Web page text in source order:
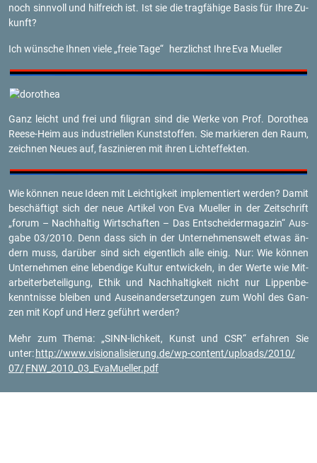
noch sinn­voll und hilf­reich ist. Ist sie die trag­fä­hi­ge Basis für Ihre Zu­
kunft?
Ich wün­sche Ihnen viele „freie Tage“ herz­lichst IhreEva Mu­el­ler
Ganz leicht und frei und fi­li­gran sind die Werke von Prof. Do­ro­thea
Ree­se-Heim aus in­dus­tri­el­len Kunst­stof­fen. Sie mar­kie­ren den Raum,
zeich­nen Neues auf, fas­zi­nie­ren mit ihren Licht­ef­fek­ten.
Wie kön­nen neue Ideen mit Leich­tig­keit im­ple­men­tiert wer­den? Damit
be­schäf­tigt sich der neue Ar­ti­kel von Eva Mu­el­ler in der Zeit­schrift
„forum – Nach­hal­tig Wirt­schaf­ten – Das Ent­schei­der­ma­ga­zin“ Aus­
ga­be 03/2010. Denn dass sich in der Un­ter­neh­mens­welt etwas än­
dern muss, dar­über sind sich ei­gent­lich alle einig. Nur: Wie kön­nen
Un­ter­neh­men eine le­ben­di­ge Kul­tur ent­wi­ckeln, in der Werte wie Mit­
ar­bei­ter­be­tei­li­gung, Ethik und Nach­hal­tig­keit nicht nur Lip­pen­be­
kennt­nis­se blei­ben und Aus­ein­an­der­set­zun­gen zum Wohl des Gan­
zen mit Kopf und Herz ge­führt wer­den?
Mehr zum Thema: „SINN-lich­keit, Kunst und CSR“ er­fah­ren Sie
unter: http://​www.​vis​iona​lisi​erun​g.​de/​wp-​content/​uploads/​2010/​
07/FNW_2010_03_E­va­Mu­el­ler.pdf